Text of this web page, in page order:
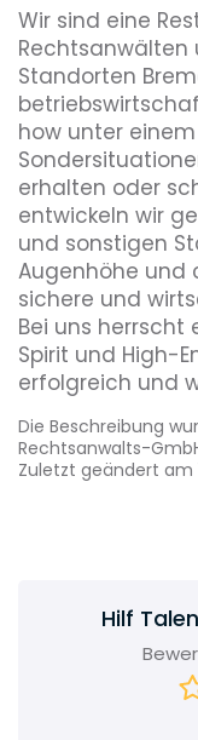
Wir sind eine
Rechtsanwälten
Standorten
how unter
erhalten oder
entwickeln wir
und sonstigen
Augenhöhe und
sichere und
Bei uns herrscht
Spirit und High-
erfolgreich und
Die Beschreibung
Rechtsanwalts-
Zuletzt geändert am
Hilf